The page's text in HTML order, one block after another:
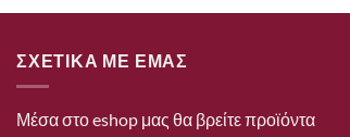
ΣΧΕΤΙΚΑ ΜΕ ΕΜΑΣ
Μέσα στο eshop μας θα βρείτε προϊόντα